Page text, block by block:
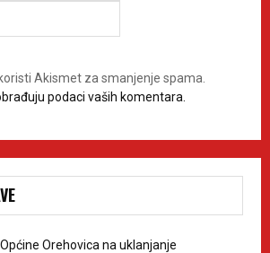
Akismet za smanjenje spama.
podaci vaših komentara.
Orehovica na uklanjanje